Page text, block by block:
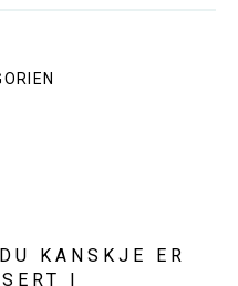
KANSKJE ER
I